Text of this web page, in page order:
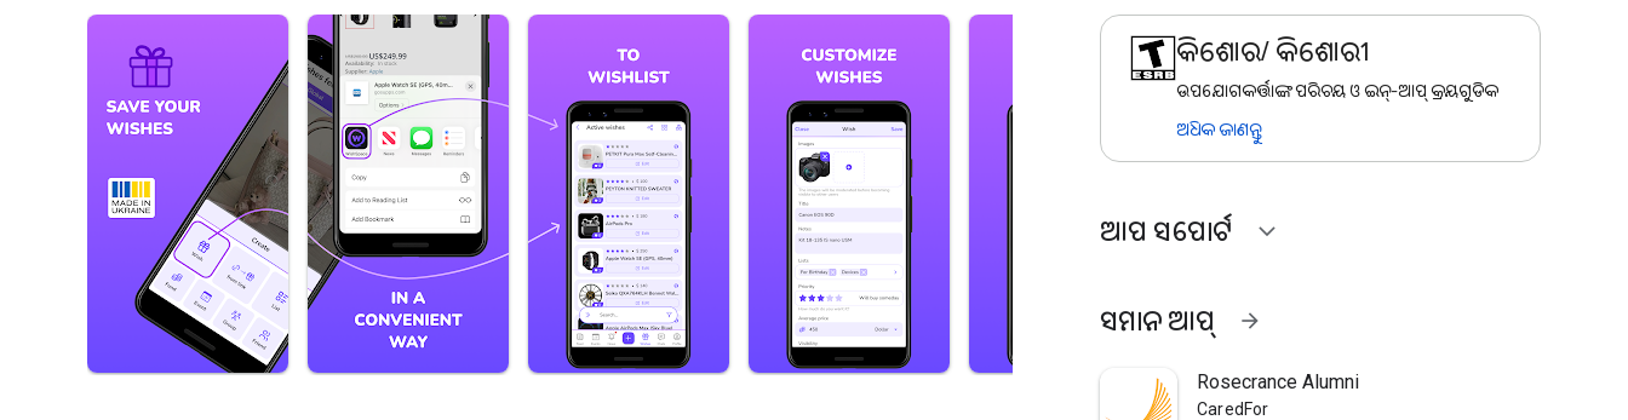
କିଶୋର/ କିଶୋରୀ
ଉପଯୋଗକର୍ତ୍ତାଙ୍କ ପରିଚୟ ଓ ଇନ୍-ଆପ୍ କ୍ରୟଗୁଡିକ
ଅଧିକ ଜାଣନ୍ତୁ
ଆପ ସପୋର୍ଟ expand_more
ସମାନ ଆପ୍‍ arrow_forward
Rosecrance Alumni
CaredFor